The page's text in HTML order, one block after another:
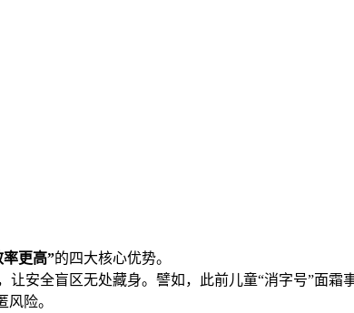
更高”的四大核心优势。
安全盲区无处藏身。譬如，此前儿童“消字号”面霜
险。